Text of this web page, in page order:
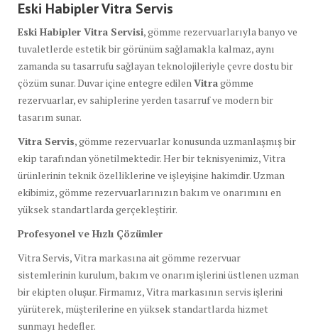
Eski Habipler Vitra Servis
Eski Habipler Vitra Servisi, gömme rezervuarlarıyla banyo ve
tuvaletlerde estetik bir görünüm sağlamakla kalmaz, aynı
zamanda su tasarrufu sağlayan teknolojileriyle çevre dostu bir
çözüm sunar. Duvar içine entegre edilenVitragömme
rezervuarlar, ev sahiplerine yerden tasarruf ve modern bir
tasarım sunar.
Vitra Servis, gömme rezervuarlar konusunda uzmanlaşmış bir
ekip tarafından yönetilmektedir. Her bir teknisyenimiz, Vitra
ürünlerinin teknik özelliklerine ve işleyişine hakimdir. Uzman
ekibimiz, gömme rezervuarlarınızın bakım ve onarımını en
yüksek standartlarda gerçekleştirir.
Profesyonel ve Hızlı Çözümler
Vitra Servis, Vitra markasına ait gömme rezervuar
sistemlerinin kurulum, bakım ve onarım işlerini üstlenen uzman
bir ekipten oluşur. Firmamız, Vitra markasının servis işlerini
yürüterek, müşterilerine en yüksek standartlarda hizmet
sunmayı hedefler.